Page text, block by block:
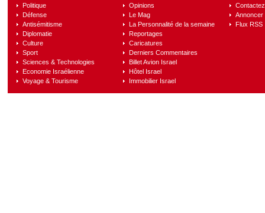
Politique
Défense
Antisémitisme
Diplomatie
Culture
Sport
Sciences & Technologies
Economie Israélienne
Voyage & Tourisme
Opinions
Le Mag
La Personnalité de la semaine
Reportages
Caricatures
Derniers Commentaires
Billet Avion Israel
Hôtel Israel
Immobilier Israel
Annoncer
Flux RSS